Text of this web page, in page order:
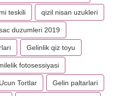
teskili qizil nisan uzukleri
duzumleri 2019
Gelinlik qiz toyu
fotosessiyasi
Tortlar Gelin paltarlari